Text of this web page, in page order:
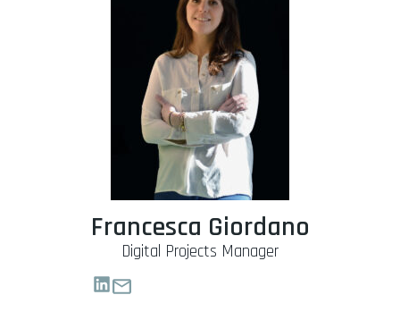
Francesca Giordano
Digital Projects Manager